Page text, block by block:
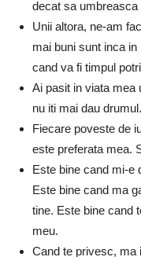
decat sa umbreasca
Unii altora, ne-am
mai buni sunt inca
cand va fi timpul
Ai pasit in viata mea
nu iti mai dau
Fiecare poveste de
este preferata mea.
Este bine cand mi-e
Este bine cand ma
tine. Este bine cand
meu.
Cand te privesc, ma